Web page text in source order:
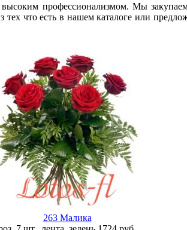
профессионализмом. Мы
что есть в нашем каталоге или
263 Малика